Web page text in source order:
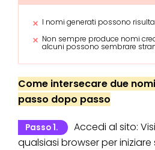
I nomi generati possono
Non sempre produce nomi
alcuni possono sembrare
Come intersecare due
passo dopo passo
Passo 1.
Accedi al sito:
qualsiasi browser per